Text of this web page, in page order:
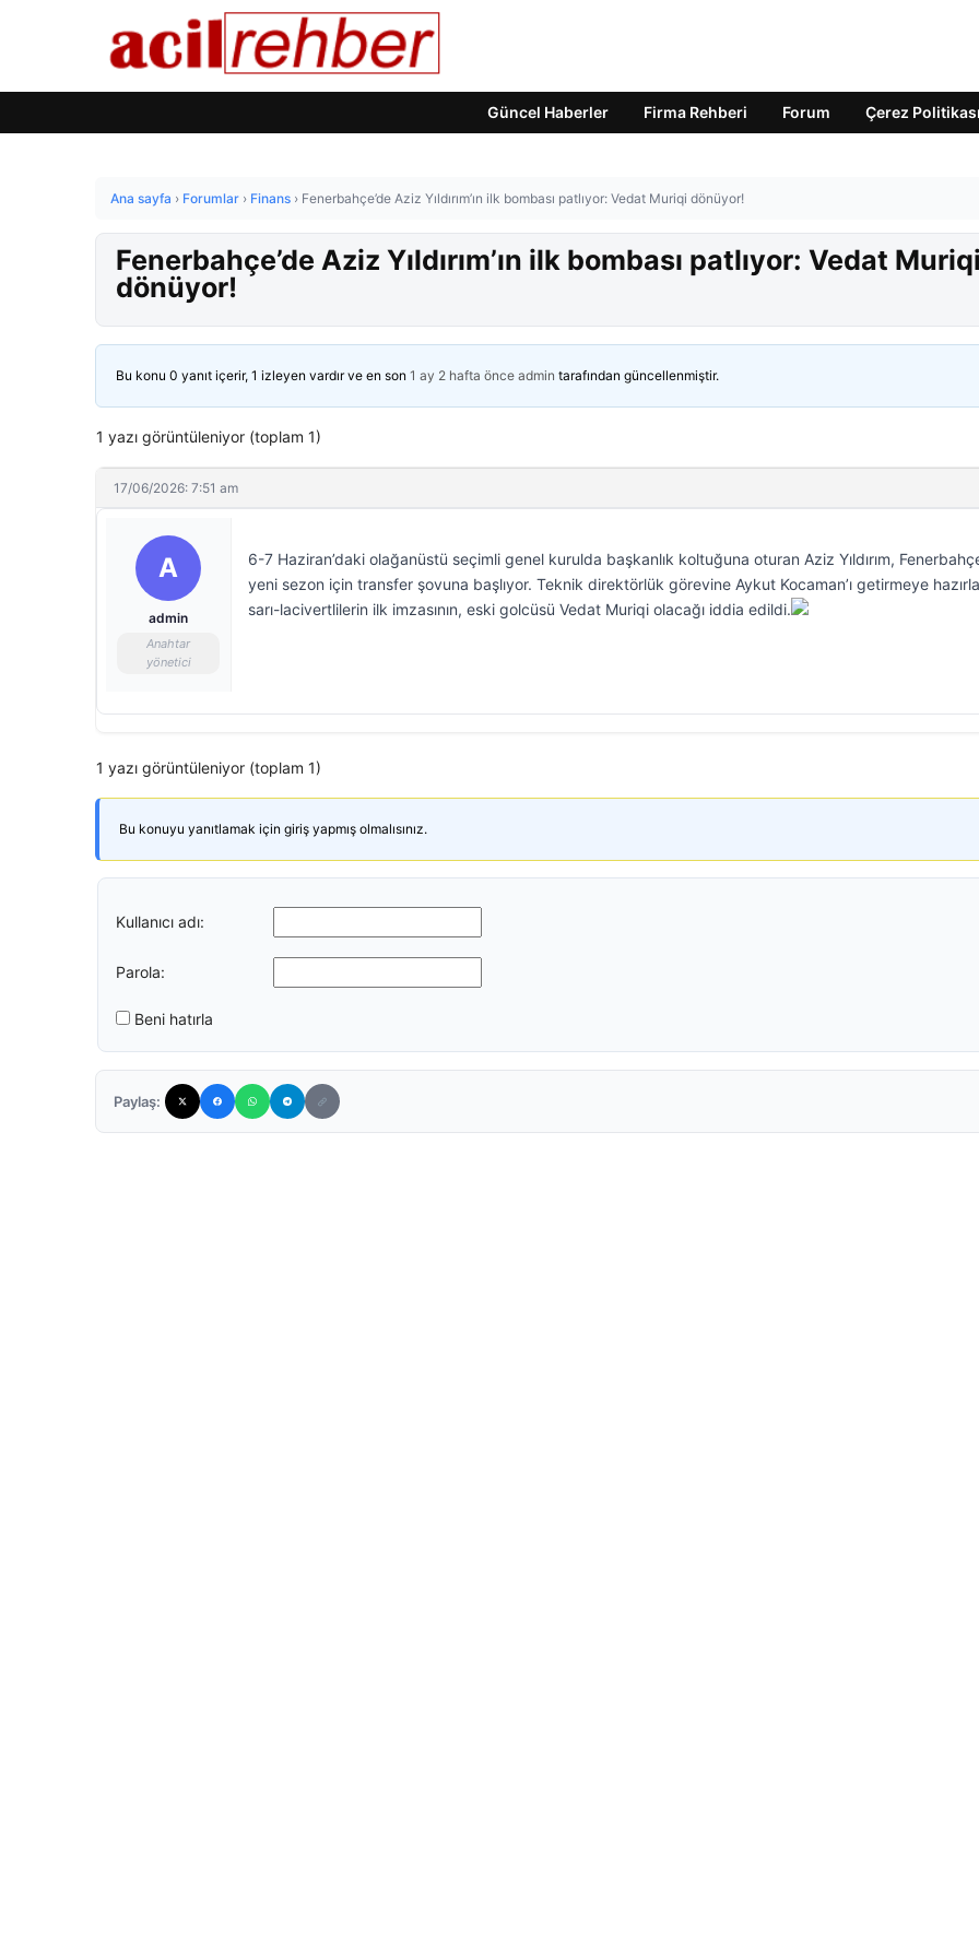
Güncel Haberler Firma Rehberi Forum Çerez Politikası
Ana sayfa › Forumlar › Finans › Fenerbahçe’de Aziz Yıldırım’ın ilk bombası patlıyor: Vedat Muriqi dönüyor!
Fenerbahçe’de Aziz Yıldırım’ın ilk bombası patlıyor: Vedat Muriqi
dönüyor!
Bu konu 0 yanıt içerir, 1 izleyen vardır ve en son 1 ay 2 hafta önce admin tarafından güncellenmiştir.
1 yazı görüntüleniyor (toplam 1)
17/06/2026: 7:51 am
A
admin
Anahtar
yönetici
6-7 Haziran’daki olağanüstü seçimli genel kurulda başkanlık koltuğuna oturan Aziz Yıldırım,
yeni sezon için transfer şovuna başlıyor. Teknik direktörlük görevine Aykut Kocaman’ı getirmeye
sarı-lacivertlilerin ilk imzasının, eski golcüsü Vedat Muriqi olacağı iddia edildi.
1 yazı görüntüleniyor (toplam 1)
Bu konuyu yanıtlamak için giriş yapmış olmalısınız.
Kullanıcı adı:
Parola:
Beni hatırla
Paylaş: